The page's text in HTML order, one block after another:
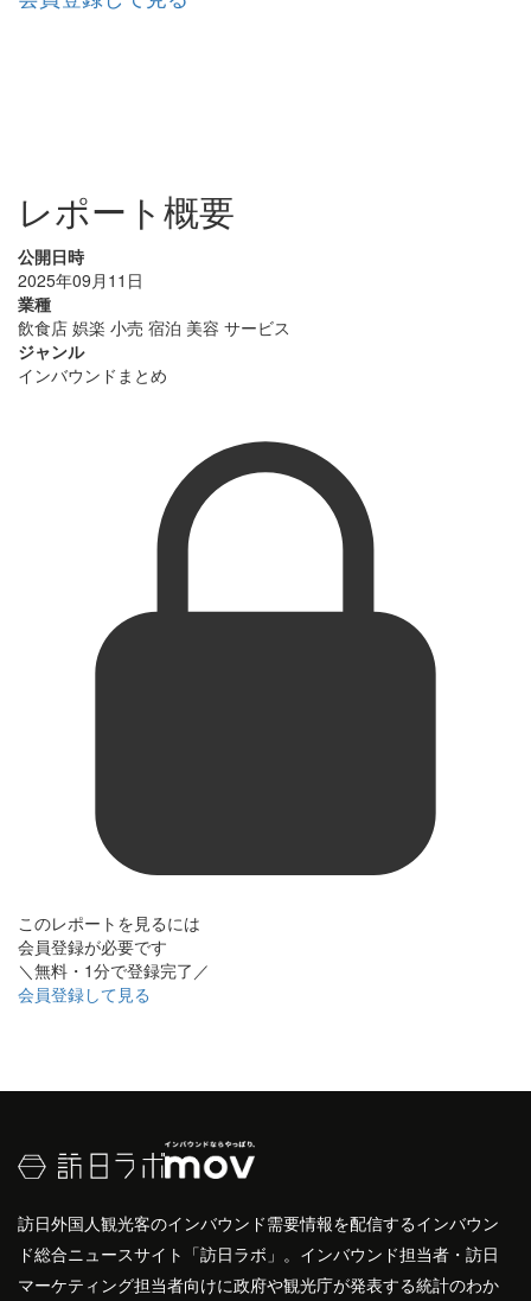
レポート概要
公開日時
2025年09月11日
業種
飲食店 娯楽 小売 宿泊 美容 サービス
ジャンル
インバウンドまとめ
このレポートを見るには
会員登録が必要です
＼無料・1分で登録完了／
会員登録して見る
訪日外国人観光客のインバウンド需要情報を配信するインバウン
ド総合ニュースサイト「訪日ラボ」。インバウンド担当者・訪日
マーケティング担当者向けに政府や観光庁が発表する統計のわか